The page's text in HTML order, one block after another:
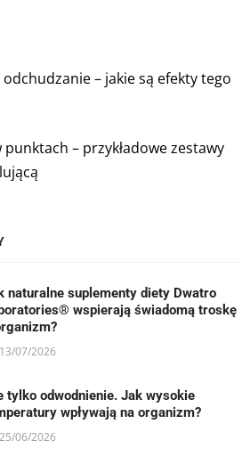
– jakie są efekty tego
punktach – przykładowe zestawy
naturalne suplementy diety Dwatro
wspierają świadomą troskę
13/07/2026
tylko odwodnienie. Jak wysokie
wpływają na organizm?
25/06/2026